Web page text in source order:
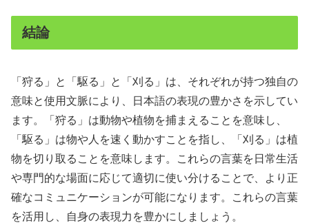
結論
「狩る」と「駆る」と「刈る」は、それぞれが持つ独自の
意味と使用文脈により、日本語の表現の豊かさを示してい
ます。「狩る」は動物や植物を捕まえることを意味し、
「駆る」は物や人を速く動かすことを指し、「刈る」は植
物を切り取ることを意味します。これらの言葉を日常生活
や専門的な場面に応じて適切に使い分けることで、より正
確なコミュニケーションが可能になります。これらの言葉
を活用し、自身の表現力を豊かにしましょう。